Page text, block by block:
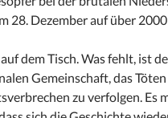
28. Dezember auf über
dem Tisch. Was fehlt, ist
Gemeinschaft, das Töten
zu verfolgen. Es